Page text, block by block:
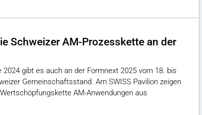
Schweizer AM-Prozesskette an der
gibt es auch an der Formnext 2025 vom 18. bis
Gemeinschaftsstand. Am SWISS Pavilion zeigen
AM-Anwendungen aus